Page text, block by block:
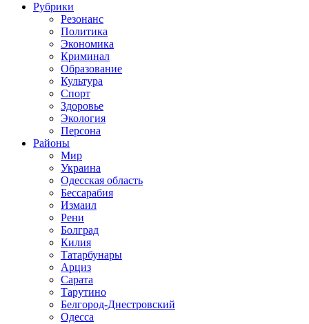
Рубрики
Резонанс
Политика
Экономика
Криминал
Образование
Культура
Спорт
Здоровье
Экология
Персона
Районы
Мир
Украина
Одесская область
Бессарабия
Измаил
Рени
Болград
Килия
Татарбунары
Арциз
Сарата
Тарутино
Белгород-Днестровский
Одесса